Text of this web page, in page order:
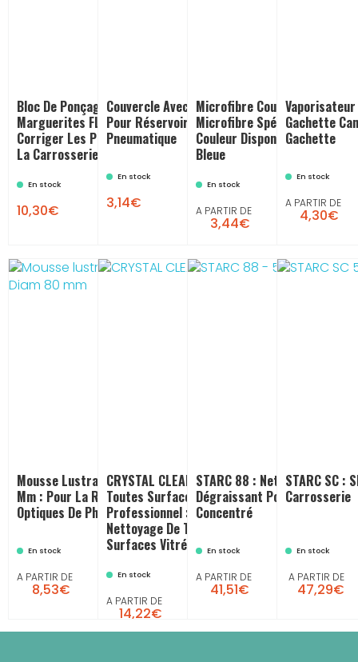
Bloc De Ponçage Pour
Marguerites FLEXIPADS : Pour
Corriger Les Petits Défauts Sur
La Carrosserie
En stock
10,30€
Couvercle Avec Trou Universel
Pour Réservoir Pistolet
Pneumatique
En stock
3,14€
Microfibre Coupe Laser :
Microfibre Spécial
Couleur Disponible : Verte Et
Bleue
En stock
A PARTIR DE
3,44€
Gachette
Gachette
En stock
A PARTIR DE
4,30€
Mousse Lustrage Alvéolée D 80
Mm : Pour La Rénovation Des
Optiques De Phares
En stock
A PARTIR DE
8,53€
CRYSTAL CLEAR TSV - Nettoyant
Toutes Surfaces Vitrées
Professionnel : Pour Le
Nettoyage De Toutes Les
Surfaces Vitrées
En stock
A PARTIR DE
14,22€
STARC 88 : Nettoyant
Dégraissant Polyvalent
Concentré
En stock
A PARTIR DE
41,51€
STARC SC :
Carrosserie
En stock
A PARTIR DE
47,29€